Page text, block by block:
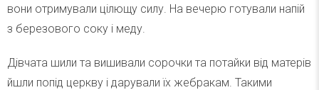
вони отримували цілющу силу. На вечерю готували напій
з березового соку і меду.
Дівчата шили та вишивали сорочки та потайки від матерів
йшли попід церкву і дарували їх жебракам. Такими